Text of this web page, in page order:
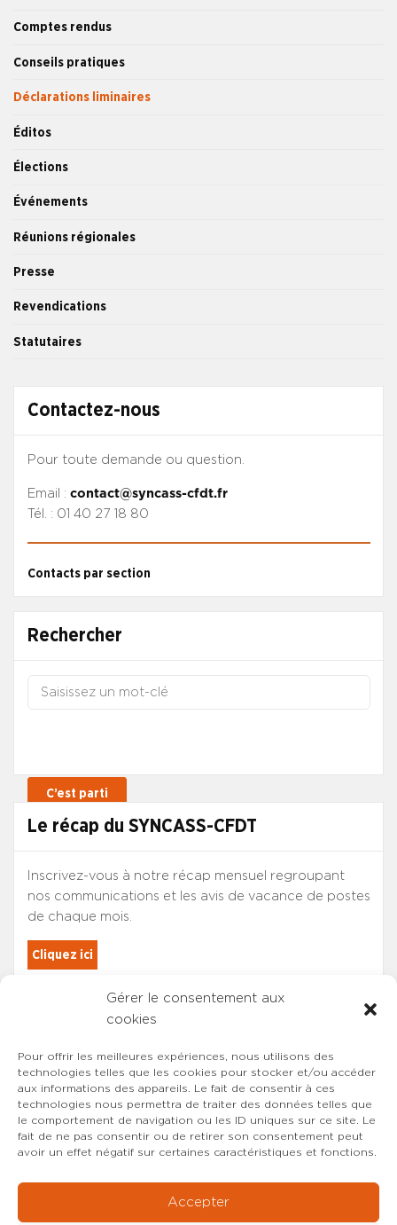
Gérer le consentement aux
cookies
Pour offrir les meilleures expériences, nous utilisons des
technologies telles que les cookies pour stocker et/ou accéder
aux informations des appareils. Le fait de consentir à ces
technologies nous permettra de traiter des données telles que
le comportement de navigation ou les ID uniques sur ce site. Le
fait de ne pas consentir ou de retirer son consentement peut
avoir un effet négatif sur certaines caractéristiques et fonctions.
Accepter
Comptes rendus
Conseils pratiques
Déclarations liminaires
Éditos
Élections
Événements
Réunions régionales
Presse
Revendications
Statutaires
Contactez-nous
Pour toute demande ou question.
Email : contact@syncass-cfdt.fr
Tél. : 01 40 27 18 80
Contacts par section
Rechercher
Le récap du SYNCASS-CFDT
Inscrivez-vous à notre récap mensuel regroupant
nos communications et les avis de vacance de postes
de chaque mois.
Cliquez ici
Les adhérents du SYNCASS-CFDT
sont automatiquement inscrits.